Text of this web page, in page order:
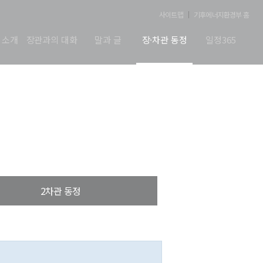
사이트맵 기후에너지환경부 홈
개 장관과의 대화 말과 글 장·차관 동정 일정365
2차관 동정